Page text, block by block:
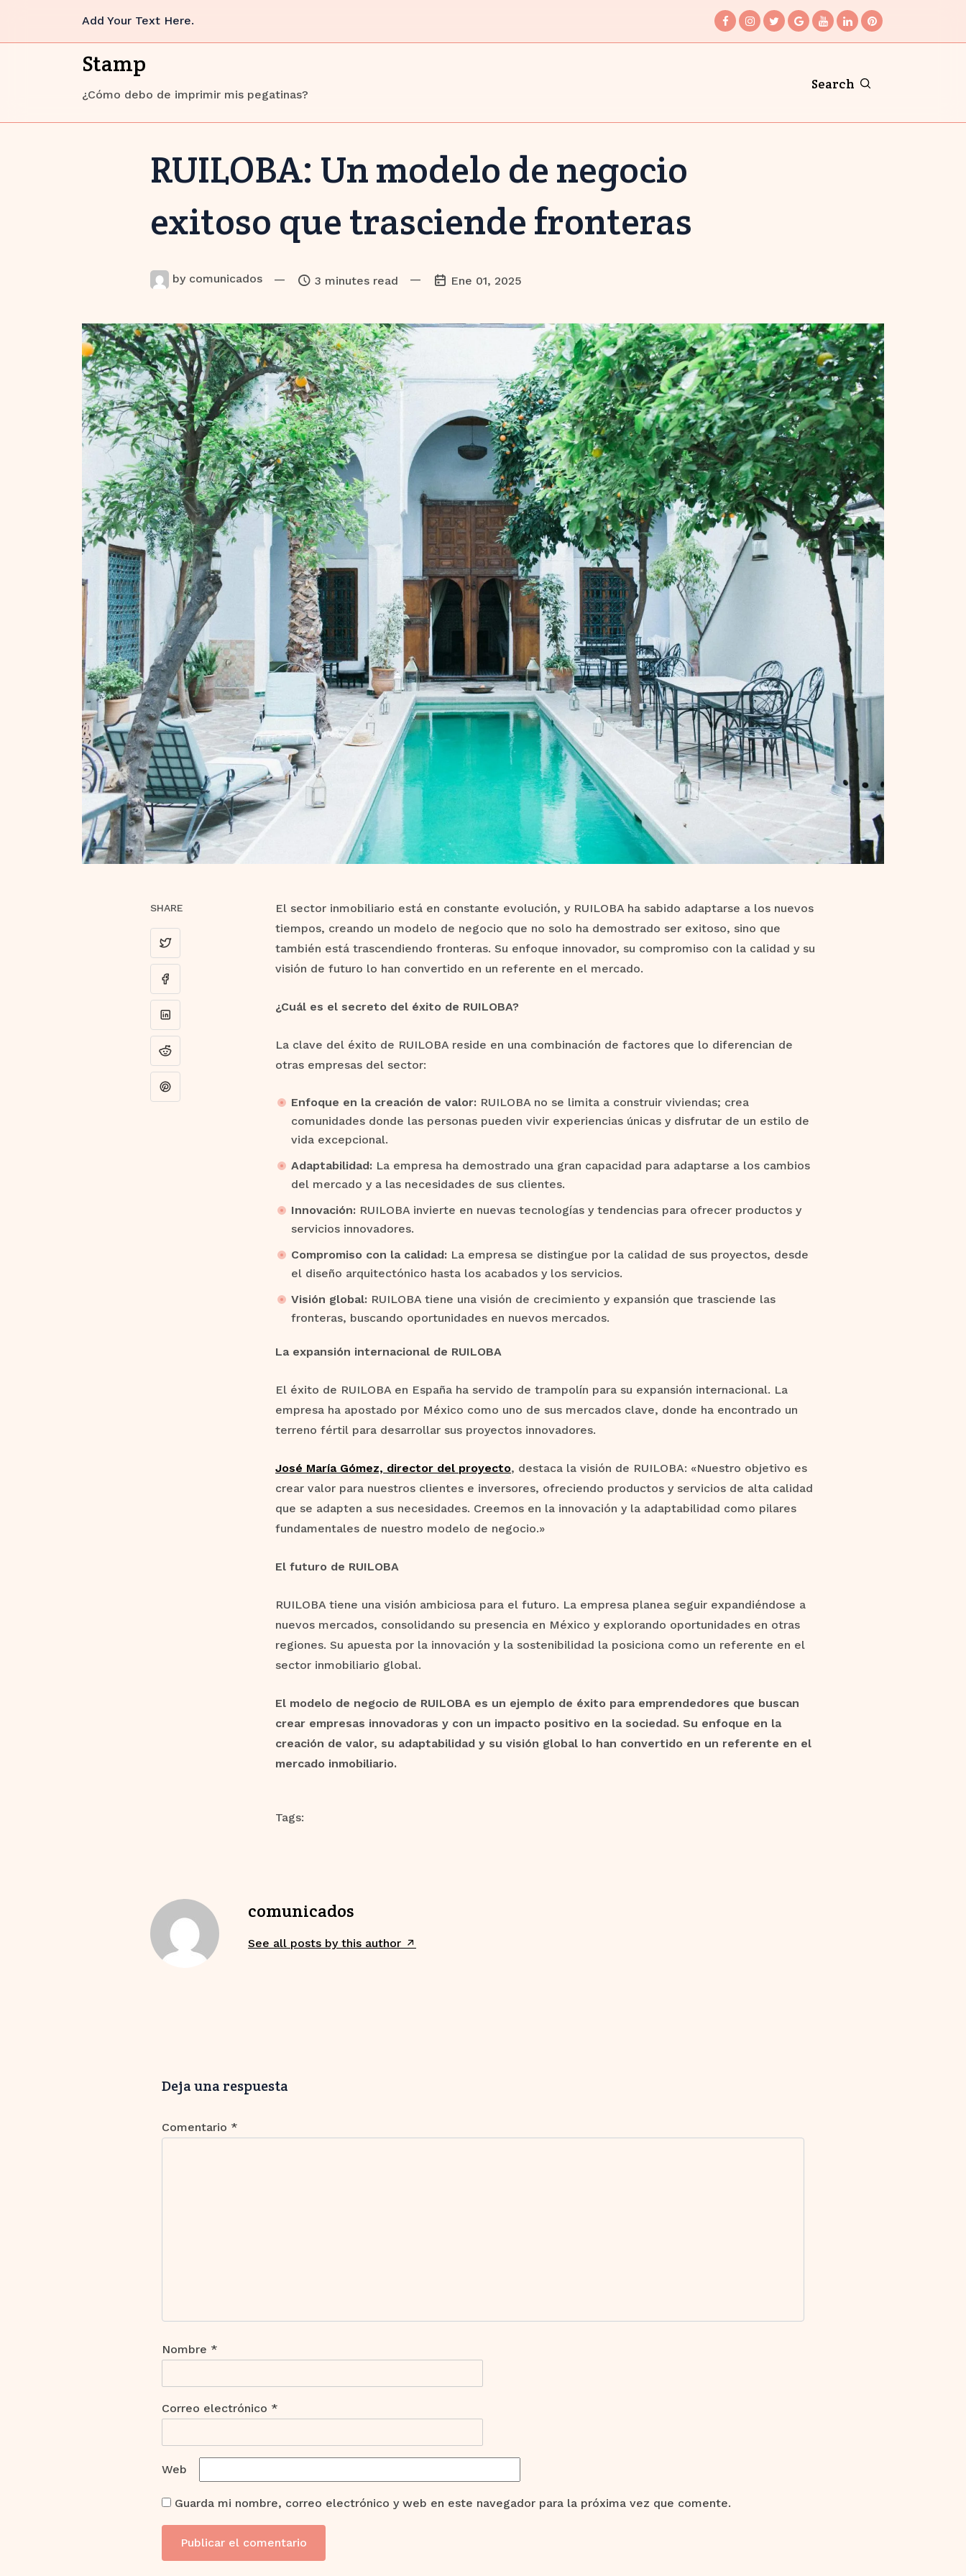
content
Add Your Text Here.
Stamp
¿Cómo debo de imprimir mis pegatinas?
Search
RUILOBA: Un modelo de negocio
exitoso que trasciende fronteras
by comunicados — 3 minutes read — Ene 01, 2025
SHARE
El sector inmobiliario está en constante evolución, y RUILOBA ha sabido adaptarse a los nuevos
tiempos, creando un modelo de negocio que no solo ha demostrado ser exitoso, sino que
también está trascendiendo fronteras. Su enfoque innovador, su compromiso con la calidad y su
visión de futuro lo han convertido en un referente en el mercado.
¿Cuál es el secreto del éxito de RUILOBA?
La clave del éxito de RUILOBA reside en una combinación de factores que lo diferencian de
otras empresas del sector:
Enfoque en la creación de valor: RUILOBA no se limita a construir viviendas; crea
comunidades donde las personas pueden vivir experiencias únicas y disfrutar de un estilo de
vida excepcional.
Adaptabilidad: La empresa ha demostrado una gran capacidad para adaptarse a los cambios
del mercado y a las necesidades de sus clientes.
Innovación: RUILOBA invierte en nuevas tecnologías y tendencias para ofrecer productos y
servicios innovadores.
Compromiso con la calidad: La empresa se distingue por la calidad de sus proyectos, desde
el diseño arquitectónico hasta los acabados y los servicios.
Visión global: RUILOBA tiene una visión de crecimiento y expansión que trasciende las
fronteras, buscando oportunidades en nuevos mercados.
La expansión internacional de RUILOBA
El éxito de RUILOBA en España ha servido de trampolín para su expansión internacional. La
empresa ha apostado por México como uno de sus mercados clave, donde ha encontrado un
terreno fértil para desarrollar sus proyectos innovadores.
José María Gómez, director del proyecto, destaca la visión de RUILOBA: «Nuestro objetivo es
crear valor para nuestros clientes e inversores, ofreciendo productos y servicios de alta calidad
que se adapten a sus necesidades. Creemos en la innovación y la adaptabilidad como pilares
fundamentales de nuestro modelo de negocio.»
El futuro de RUILOBA
RUILOBA tiene una visión ambiciosa para el futuro. La empresa planea seguir expandiéndose a
nuevos mercados, consolidando su presencia en México y explorando oportunidades en otras
regiones. Su apuesta por la innovación y la sostenibilidad la posiciona como un referente en el
sector inmobiliario global.
El modelo de negocio de RUILOBA es un ejemplo de éxito para emprendedores que buscan
crear empresas innovadoras y con un impacto positivo en la sociedad. Su enfoque en la
creación de valor, su adaptabilidad y su visión global lo han convertido en un referente en el
mercado inmobiliario.
Tags:
comunicados
See all posts by this author
Deja una respuesta
Comentario *
Nombre *
Correo electrónico *
Web
Guarda mi nombre, correo electrónico y web en este navegador para la próxima vez que comente.